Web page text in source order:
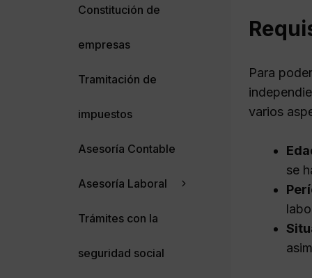
Para
varios
se
Constitución de
empresas
Tramitación de
impuestos
Asesoría Contable
Asesoría Laboral
Trámites con la
seguridad social